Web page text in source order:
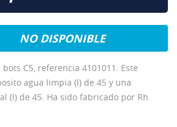
C5, referencia 4101011. Este
agua limpia (l) de 45 y una
(l) de 45. Ha sido fabricado por Rh
NO DISPONIBLE